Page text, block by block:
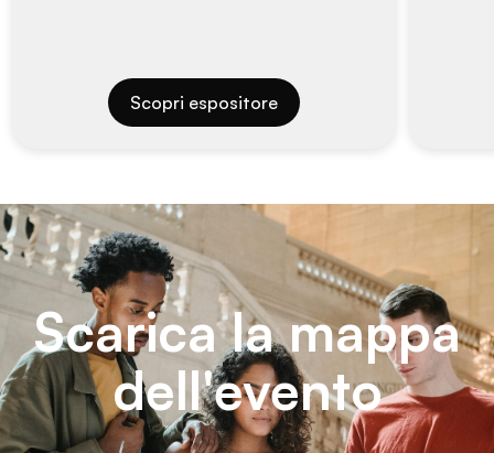
Scopri espositore
Scarica la mappa
dell'evento